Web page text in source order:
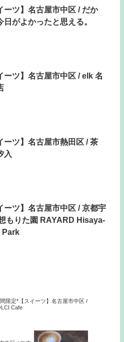
ーツ】名古屋市中区 / だか
日がよかったと思える。
ーツ】名古屋市中区 / elk 名
ーツ】名古屋市熱田区 / 茶
入
ーツ】名古屋市中区 / 京都宇
もりた園 RAYARD Hisaya-
Park
限定*【スイーツ】名古屋市中区 /
Cafe